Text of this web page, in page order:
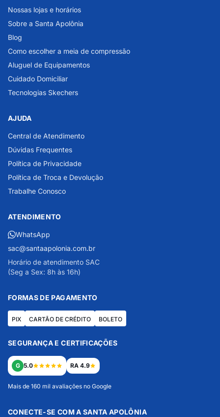
Nossas lojas e horários
Sobre a Santa Apolônia
Blog
Como escolher a meia de compressão
Aluguel de Equipamentos
Cuidado Domiciliar
Tecnologias Skechers
AJUDA
Central de Atendimento
Dúvidas Frequentes
Política de Privacidade
Política de Troca e Devolução
Trabalhe Conosco
ATENDIMENTO
WhatsApp
sac@santaapolonia.com.br
Horário de atendimento SAC
(Seg a Sex: 8h às 16h)
FORMAS DE PAGAMENTO
PIX CARTÃO DE CRÉDITO BOLETO
SEGURANÇA E CERTIFICAÇÕES
G 5.0 RA 4.9
Mais de 160 mil avaliações no Google
CONECTE-SE COM A SANTA APOLÔNIA